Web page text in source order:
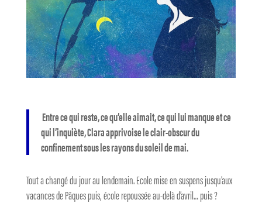
Entre ce qui reste, ce qu’elle aimait, ce qui lui manque et ce
qui l’inquiète, Clara apprivoise le clair-obscur du
confinement sous les rayons du soleil de mai.
Tout a changé du jour au lendemain. Ecole mise en suspens jusqu’aux
vacances de Pâques puis, école repoussée au-delà d’avril… puis ?